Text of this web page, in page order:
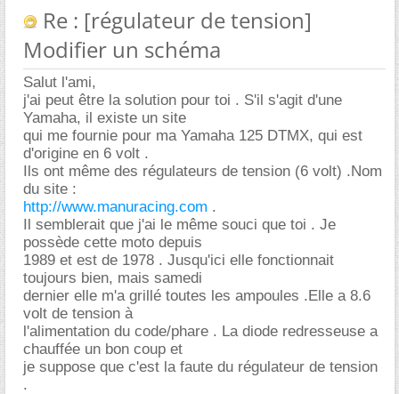
Re : [régulateur de tension]
Modifier un schéma
Salut l'ami,
j'ai peut être la solution pour toi . S'il s'agit d'une
Yamaha, il existe un site
qui me fournie pour ma Yamaha 125 DTMX, qui est
d'origine en 6 volt .
Ils ont même des régulateurs de tension (6 volt) .Nom
du site :
http://www.manuracing.com .
Il semblerait que j'ai le même souci que toi . Je
possède cette moto depuis
1989 et est de 1978 . Jusqu'ici elle fonctionnait
toujours bien, mais samedi
dernier elle m'a grillé toutes les ampoules .Elle a 8.6
volt de tension à
l'alimentation du code/phare . La diode redresseuse a
chauffée un bon coup et
je suppose que c'est la faute du régulateur de tension
.